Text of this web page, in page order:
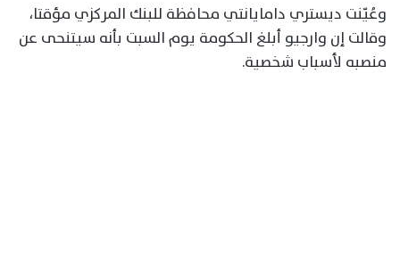
وعُيّنت ديستري دامايانتي محافظة للبنك المركزي مؤقتا،
وقالت إن وارجيو أبلغ الحكومة يوم السبت بأنه ‌سيتنحى عن
منصبه لأسباب شخصية.